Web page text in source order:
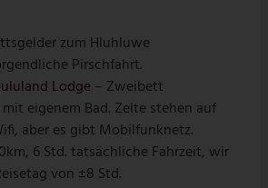
zum Hluhluwe
Pirschfahrt.
Lodge– Zweibett
eigenem Bad. Zelte stehen auf
aber es gibt Mobilfunknetz.
6 Std. tatsächliche Fahrzeit, wir
von ±8 Std.